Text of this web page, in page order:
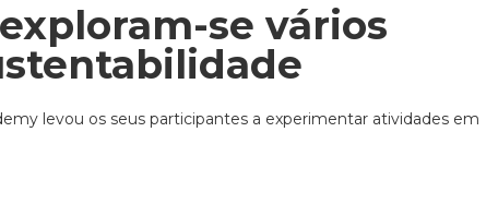
se vários
levou os seus participantes a experimentar atividades em